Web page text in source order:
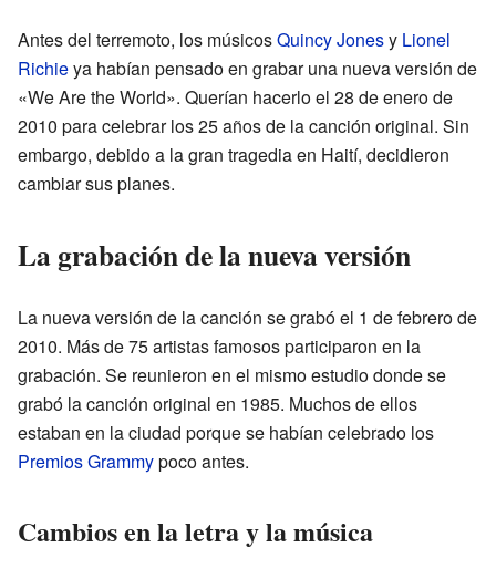
Antes del terremoto, los músicosQuincy Jonesy Lionel
Richieya habían pensado en grabar una nueva versión de
«We Are the World». Querían hacerlo el 28 de enero de
2010 para celebrar los 25 años de la canción original. Sin
embargo, debido a la gran tragedia en Haití, decidieron
cambiar sus planes.
La grabación de la nueva versión
La nueva versión de la canción se grabó el 1 de febrero de
2010. Más de 75 artistas famosos participaron en la
grabación. Se reunieron en el mismo estudio donde se
grabó la canción original en 1985. Muchos de ellos
estaban en la ciudad porque se habían celebrado los
Premios Grammypoco antes.
Cambios en la letra y la música